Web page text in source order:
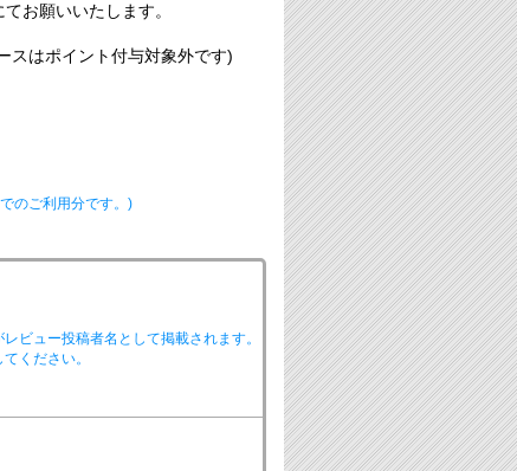
お願いいたします。
スはポイント付与対象外です)
のご利用分です。)
ビュー投稿者名として掲載されます。
ください。